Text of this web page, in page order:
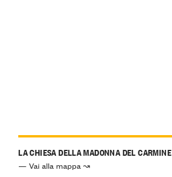
LA CHIESA DELLA MADONNA DEL CARMINE
— Vai alla mappa ↝